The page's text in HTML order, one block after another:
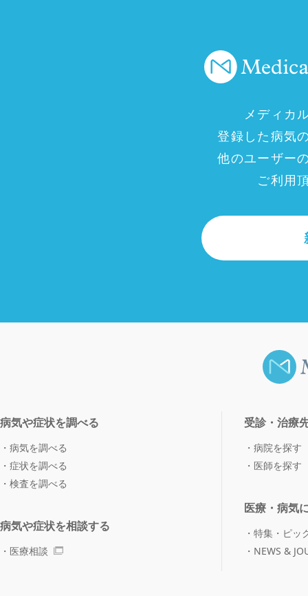
メディカ
登録した病気
他のユーザー
ご利用
病気や症状を調べる
病気を調べる
症状を調べる
検査を調べる
病気や症状を相談する
医療相談
受診・治療
病院を探す
医師を探す
医療・病気
特集・ピッ
NEWS &